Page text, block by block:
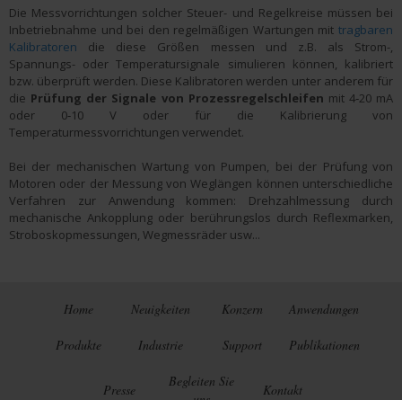
Die Messvorrichtungen solcher Steuer- und Regelkreise müssen bei
Inbetriebnahme und bei den regelmäßigen Wartungen mit tragbaren
Kalibratoren die diese Größen messen und z.B. als Strom-,
Spannungs- oder Temperatursignale simulieren können, kalibriert
bzw. überprüft werden. Diese Kalibratoren werden unter anderem für
die Prüfung der Signale von Prozessregelschleifen mit 4‑20 mA
oder 0‑10 V oder für die Kalibrierung von
Temperaturmessvorrichtungen verwendet.
Bei der mechanischen Wartung von Pumpen, bei der Prüfung von
Motoren oder der Messung von Weglängen können unterschiedliche
Verfahren zur Anwendung kommen: Drehzahlmessung durch
mechanische Ankopplung oder berührungslos durch Reflexmarken,
Stroboskopmessungen, Wegmessräder usw...
Home Neuigkeiten Konzern Anwendungen
Produkte Industrie Support Publikationen
Presse
Begleiten Sie
Kontakt